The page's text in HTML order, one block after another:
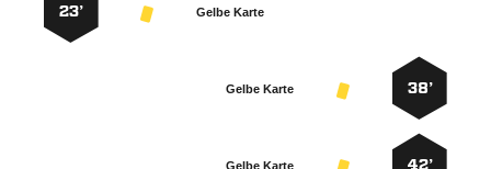
Gelbe Karte
23’
38’
Gelbe Karte
42’
Gelbe Karte